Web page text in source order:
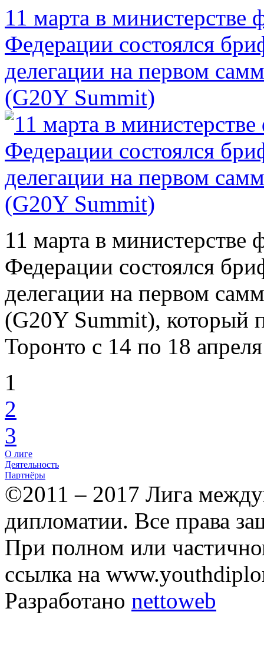
11 марта в министерстве
Федерации состоялся
делегации на первом
(G20Y Summit)
11 марта в министерстве
Федерации состоялся
делегации на первом
(G20Y Summit), который
Торонто с 14 по 18
1
2
3
О лиге
Деятельность
Партнёры
©2011 – 2017 Лига
дипломатии. Все права
При полном или
ссылка на
Разработано nettoweb